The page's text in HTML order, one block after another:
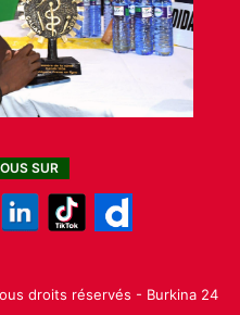
SUR
droits réservés - Burkina 24